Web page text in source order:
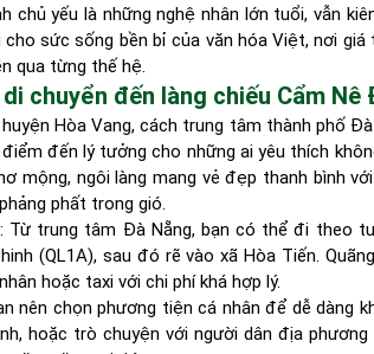
chủ yếu là những nghệ nhân lớn tuổi, vẫn
cho sức sống bền bỉ của văn hóa Việt, nơi
qua từng thế hệ.
chuyển đến làng chiếu Cẩm Nê
Hòa Vang, cách trung tâm thành phố
đến lý tưởng cho những ai yêu thích
mộng, ngôi làng mang vẻ đẹp thanh bình
phất trong gió.
Từ trung tâm Đà Nẵng, bạn có thể đi theo
(QL1A), sau đó rẽ vào xã Hòa Tiến.
hoặc taxi với chi phí khá hợp lý.
nên chọn phương tiện cá nhân để dễ dàng
hoặc trò chuyện với người dân địa